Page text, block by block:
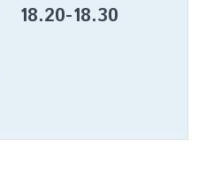
18.20-18.30